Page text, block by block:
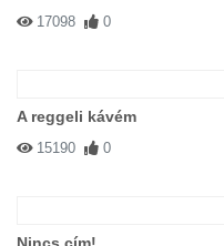
17098 0
A reggeli kávém
15190 0